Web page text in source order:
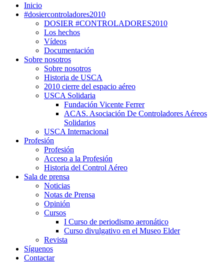
Inicio
#dosiercontroladores2010
DOSIER #CONTROLADORES2010
Los hechos
Vídeos
Documentación
Sobre nosotros
Sobre nosotros
Historia de USCA
2010 cierre del espacio aéreo
USCA Solidaria
Fundación Vicente Ferrer
ACAS. Asociación De Controladores Aéreos
Solidarios
USCA Internacional
Profesión
Profesión
Acceso a la Profesión
Historia del Control Aéreo
Sala de prensa
Noticias
Notas de Prensa
Opinión
Cursos
I Curso de periodismo aeronático
Curso divulgativo en el Museo Elder
Revista
Síguenos
Contactar